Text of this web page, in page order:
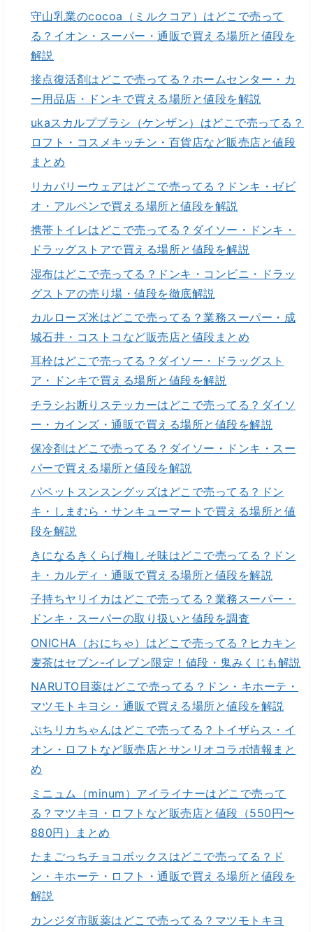
守山乳業のcocoa（ミルクコア）はどこで売って
る？イオン・スーパー・通販で買える場所と値段を
解説
接点復活剤はどこで売ってる？ホームセンター・カ
ー用品店・ドンキで買える場所と値段を解説
ukaスカルプブラシ（ケンザン）はどこで売ってる？
ロフト・コスメキッチン・百貨店など販売店と値段
まとめ
リカバリーウェアはどこで売ってる？ドンキ・ゼビ
オ・アルペンで買える場所と値段を解説
携帯トイレはどこで売ってる？ダイソー・ドンキ・
ドラッグストアで買える場所と値段を解説
湿布はどこで売ってる？ドンキ・コンビニ・ドラッ
グストアの売り場・値段を徹底解説
カルローズ米はどこで売ってる？業務スーパー・成
城石井・コストコなど販売店と値段まとめ
耳栓はどこで売ってる？ダイソー・ドラッグスト
ア・ドンキで買える場所と値段を解説
チラシお断りステッカーはどこで売ってる？ダイソ
ー・カインズ・通販で買える場所と値段を解説
保冷剤はどこで売ってる？ダイソー・ドンキ・スー
パーで買える場所と値段を解説
パペットスンスングッズはどこで売ってる？ドン
キ・しまむら・サンキューマートで買える場所と値
段を解説
きになるきくらげ梅しそ味はどこで売ってる？ドン
キ・カルディ・通販で買える場所と値段を解説
子持ちヤリイカはどこで売ってる？業務スーパー・
ドンキ・スーパーの取り扱いと値段を調査
ONICHA（おにちゃ）はどこで売ってる？ヒカキン
麦茶はセブン-イレブン限定！値段・鬼みくじも解説
NARUTO目薬はどこで売ってる？ドン・キホーテ・
マツモトキヨシ・通販で買える場所と値段を解説
ぷちリカちゃんはどこで売ってる？トイザらス・イ
オン・ロフトなど販売店とサンリオコラボ情報まと
め
ミニュム（minum）アイライナーはどこで売って
る？マツキヨ・ロフトなど販売店と値段（550円〜
880円）まとめ
たまごっちチョコボックスはどこで売ってる？ド
ン・キホーテ・ロフト・通販で買える場所と値段を
解説
カンジダ市販薬はどこで売ってる？マツモトキヨ